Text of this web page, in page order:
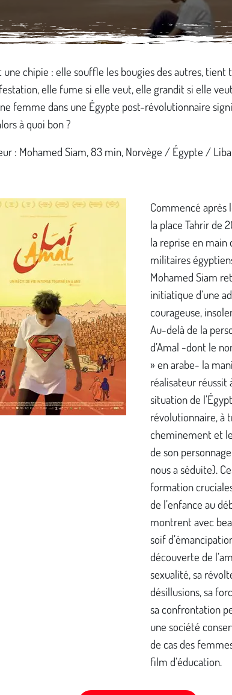
une chipie : elle souffle les bougies des autres, tient
elle fume si elle veut, elle grandit si elle
femme dans une Égypte post-révolutionnaire
à quoi bon ?
: Mohamed Siam, 83 min, Norvège / Égypte /
Commencé après
la place Tahrir de
la reprise en main
militaires
Mohamed Siam
initiatique d’une
courageuse,
Au-delà de la
d’Amal -dont le
» en arabe- la
réalisateur réussit
situation de
révolutionnaire, à
cheminement et
de son
nous a séduite).
formation
de l’enfance au
montrent avec
soif
découverte de
sexualité, sa
désillusions, sa
sa confrontation
une société
de cas des
film d’éducation.